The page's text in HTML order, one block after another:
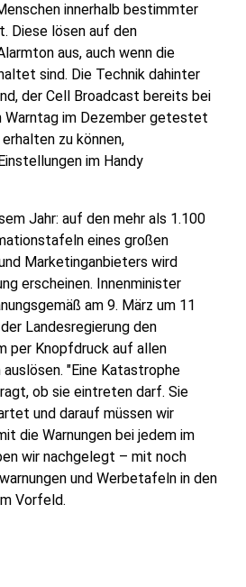
innerhalb bestimmter
Diese lösen auf den
aus, auch wenn die
sind. Die Technik dahinter
der Cell Broadcast bereits bei
Warntag im Dezember getestet
zu können,
im Handy
Jahr: auf den mehr als 1.100
eines großen
Marketinganbieters wird
erscheinen. Innenminister
am 9. März um 11
Landesregierung den
per Knopfdruck auf allen
"Eine Katastrophe
ob sie eintreten darf. Sie
und darauf müssen wir
die Warnungen bei jedem im
wir nachgelegt – mit noch
und Werbetafeln in den
Vorfeld.